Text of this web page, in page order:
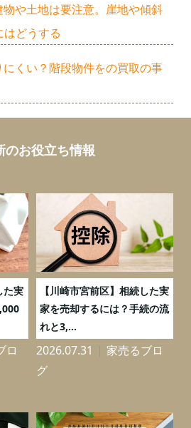
や土地は要注意。崖地や傾斜
どうする
くい？階段物件をの買取の事
のお役立ち情報
た実
ロ
【川崎市宮前区】相続した実
家を売却するには？手続の流
れと3,...
2026.07.31
家売るブロ
グ